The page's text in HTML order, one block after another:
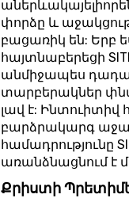
փորձը և
բացառիկ են: Երբ
հայտնաբերեցի
անմիջապես
տարբերակներ
լավ է:
բարձրակարգ
համադրությունը
առանձնացնում է
Քրիստի